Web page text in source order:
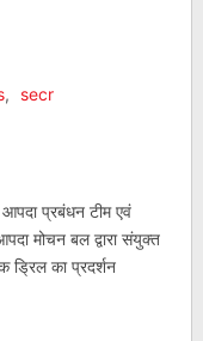
, secr
प्रबंधन टीम एवं
मोचन बल द्वारा संयुक्त
ड्रिल का प्रदर्शन